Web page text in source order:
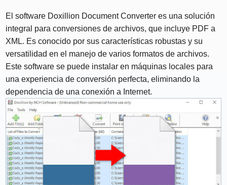
El software Doxillion Document Converter es una solución
integral para conversiones de archivos, que incluye PDF a
XML. Es conocido por sus características robustas y su
versatilidad en el manejo de varios formatos de archivos.
Este software se puede instalar en máquinas locales para
una experiencia de conversión perfecta, eliminando la
dependencia de una conexión a Internet.